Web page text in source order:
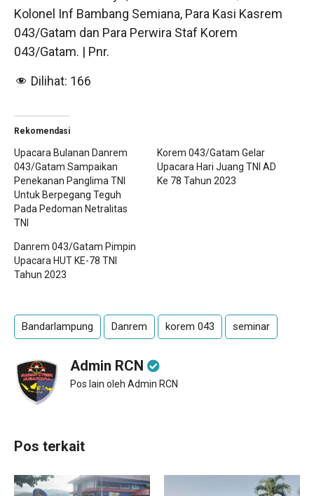
Kolonel Inf Bambang Semiana, Para Kasi Kasrem
043/Gatam dan Para Perwira Staf Korem
043/Gatam. | Pnr.
Dilihat: 166
Rekomendasi
Upacara Bulanan Danrem
043/Gatam Sampaikan
Penekanan Panglima TNI
Untuk Berpegang Teguh
Pada Pedoman Netralitas
TNI
Korem 043/Gatam Gelar
Upacara Hari Juang TNI AD
Ke 78 Tahun 2023
Danrem 043/Gatam Pimpin
Upacara HUT KE-78 TNI
Tahun 2023
Bandarlampung Danrem korem 043 seminar
Admin RCN
Pos lain oleh Admin RCN
Pos terkait